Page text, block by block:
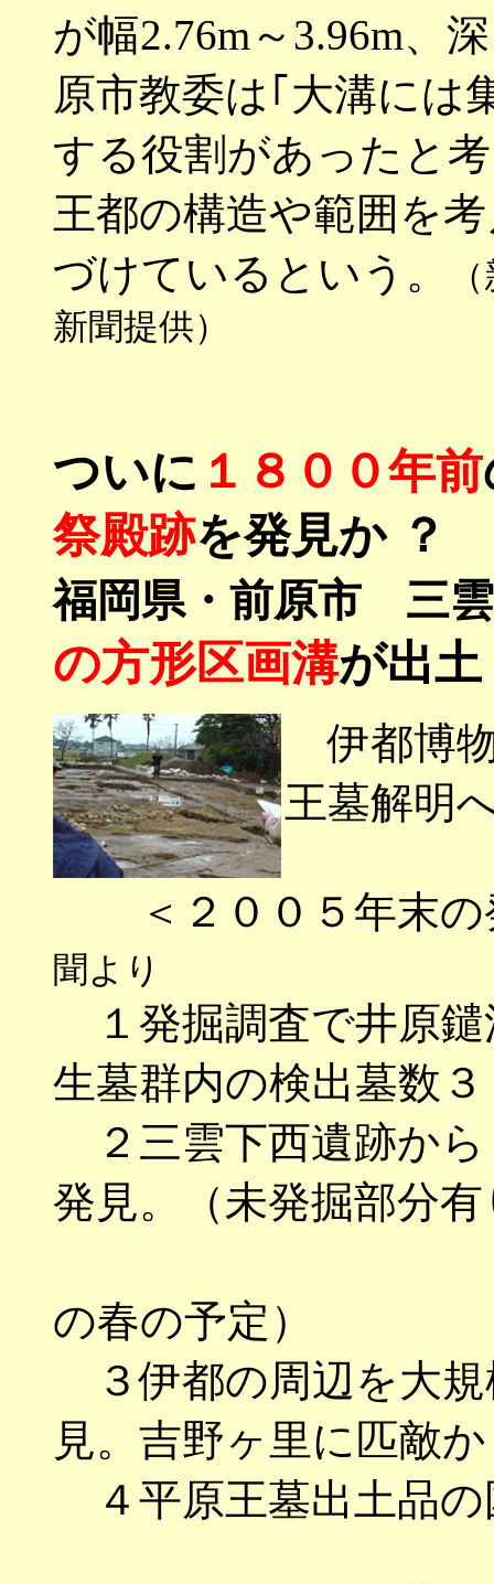
が幅2.76m～3.96m、
原市教委は｢大溝には
する役割があったと
王都の構造や範囲を
づけているという。
新聞提供）
ついに １８００年前
祭殿跡を発見か ？
福岡県・前原市 三
の方形区画溝が出土
伊都博
王墓解明
＜２００５年末の
聞より
１発掘調査で井原鑓
生墓群内の検出墓数
２三雲下西遺跡から
発見。（未発掘部分
の春の予定）
３伊都の周辺を大規
見。吉野ヶ里に匹敵
４平原王墓出土品の